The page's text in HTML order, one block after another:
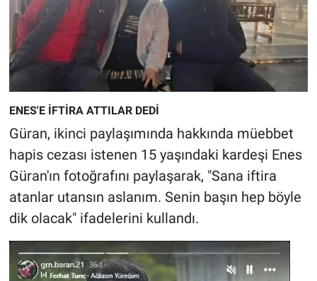
ENES'E İFTİRA ATTILAR DEDİ
Güran, ikinci paylaşımında hakkında müebbet
hapis cezası istenen 15 yaşındaki kardeşi Enes
Güran'ın fotoğrafını paylaşarak, "Sana iftira
atanlar utansın aslanım. Senin başın hep böyle
dik olacak" ifadelerini kullandı.